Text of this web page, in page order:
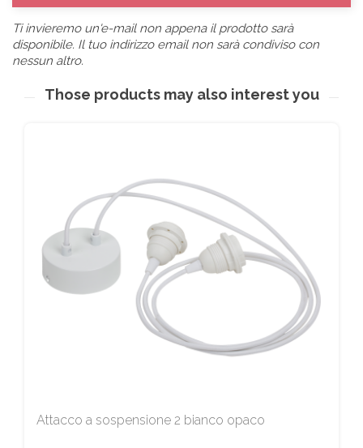
Ti invieremo un'e-mail non appena il prodotto sarà
disponibile. Il tuo indirizzo email non sarà condiviso con
nessun altro.
Those products may also interest you
Attacco a sospensione 2 bianco opaco